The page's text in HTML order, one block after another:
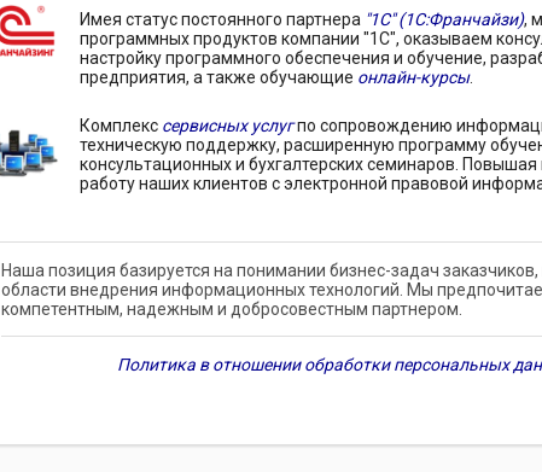
Имея статус постоянного партнера "1С" (1С:Франчайзи),
программных продуктов компании "1С", оказываем
настройку программного обеспечения и обучение,
предприятия, а также обучающие онлайн-курсы.
Комплекс сервисных услугпо сопровождению
техническую поддержку, расширенную программу
консультационных и бухгалтерских семинаров.
работу наших клиентов с электронной правовой
Наша позиция базируется на понимании бизнес-задач
области внедрения информационных технологий. Мы
компетентным, надежным и добросовестным партнером.
Политика в отношении обработки персональных